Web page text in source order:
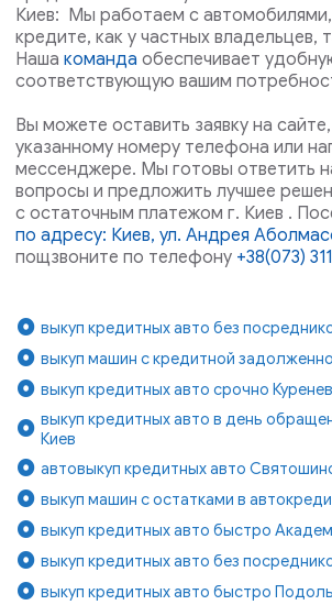
Киев: Мы работаем с
кредите, как у частных владельцев,
Нашакомандаобеспечивает
соответствующую вашим
Вы можете оставить заявку на
указанному номеру телефона или
мессенджере. Мы готовы ответить
вопросы и предложить лучшее
с остаточным платежом г. Киев .
по адресу: Киев, ул. Андрея
пощзвоните по телефону +38(073)
выкуп кредитных авто без
выкуп машин с кредитной
выкуп кредитных авто срочно
выкуп кредитных авто в день
Киев
автовыкуп кредитных авто
выкуп машин с остатками в
выкуп кредитных авто быстро
выкуп кредитных авто без
выкуп кредитных авто быстро